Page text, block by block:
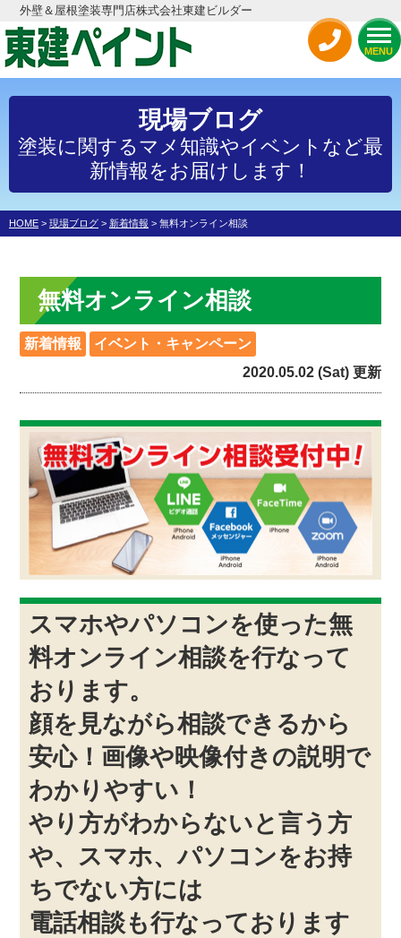
外壁＆屋根塗装専門店株式会社東建ビルダー
MENU
現場ブログ
塗装に関するマメ知識やイベントなど最
新情報をお届けします！
HOME > 現場ブログ > 新着情報 > 無料オンライン相談
無料オンライン相談
新着情報
イベント・キャンペーン
2020.05.02 (Sat) 更新
スマホやパソコンを使った無
料オンライン相談を行なって
おります。
顔を見ながら相談できるから
安心！画像や映像付きの説明で
わかりやすい！
やり方がわからないと言う方
や、スマホ、パソコンをお持
ちでない方には
電話相談も行なっております